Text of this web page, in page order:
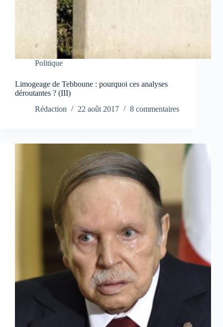
Politique
Limogeage de Tebboune : pourquoi ces analyses
déroutantes ? (III)
Rédaction
22 août 2017 8 commentaires